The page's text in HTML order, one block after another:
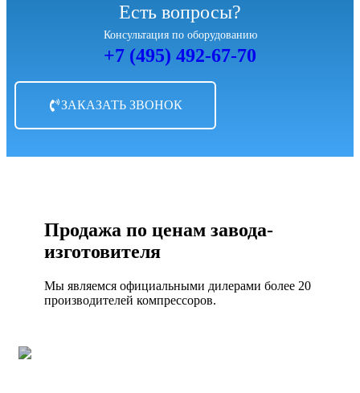
Есть вопросы?
Консультация по оборудованию
+7 (495) 492-67-70
ЗАКАЗАТЬ ЗВОНОК
Продажа по ценам завода-
изготовителя
Мы являемся официальными дилерами более 20
производителей компрессоров.